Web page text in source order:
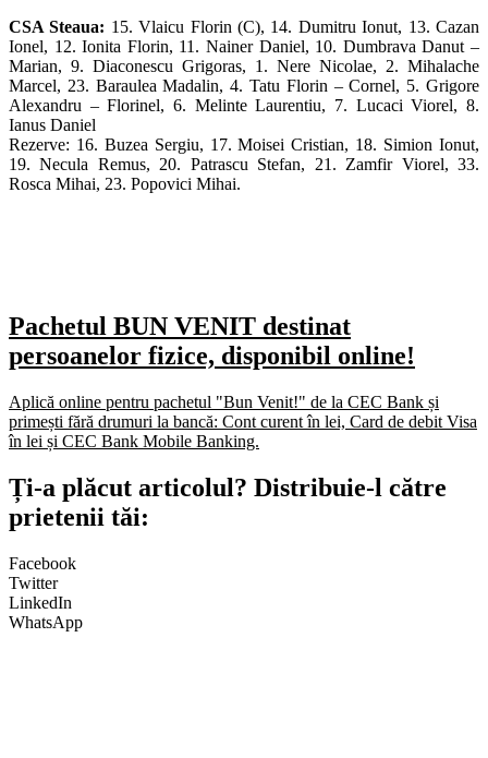
CSA Steaua: 15. Vlaicu Florin (C), 14. Dumitru Ionut, 13. Cazan
Ionel, 12. Ionita Florin, 11. Nainer Daniel, 10. Dumbrava Danut –
Marian, 9. Diaconescu Grigoras, 1. Nere Nicolae, 2. Mihalache
Marcel, 23. Baraulea Madalin, 4. Tatu Florin – Cornel, 5. Grigore
Alexandru – Florinel, 6. Melinte Laurentiu, 7. Lucaci Viorel, 8.
Ianus Daniel
Rezerve: 16. Buzea Sergiu, 17. Moisei Cristian, 18. Simion Ionut,
19. Necula Remus, 20. Patrascu Stefan, 21. Zamfir Viorel, 33.
Rosca Mihai, 23. Popovici Mihai.
Pachetul BUN VENIT destinat
persoanelor fizice, disponibil online!
Aplică online pentru pachetul "Bun Venit!" de la CEC Bank și
primești fără drumuri la bancă: Cont curent în lei, Card de debit Visa
în lei și CEC Bank Mobile Banking.​
Ți-a plăcut articolul? Distribuie-l către
prietenii tăi:
Facebook
Twitter
LinkedIn
WhatsApp